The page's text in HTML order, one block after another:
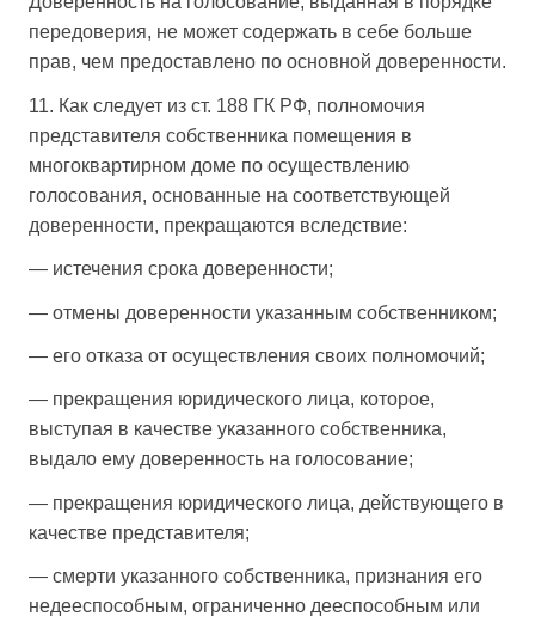
передоверия, не может содержать в себе больше
прав, чем предоставлено по основной доверенности.
11. Как следует из ст. 188 ГК РФ, полномочия
представителя собственника помещения в
многоквартирном доме по осуществлению
голосования, основанные на соответствующей
доверенности, прекращаются вследствие:
— истечения срока доверенности;
— отмены доверенности указанным собственником;
— его отказа от осуществления своих полномочий;
— прекращения юридического лица, которое,
выступая в качестве указанного собственника,
выдало ему доверенность на голосование;
— прекращения юридического лица, действующего в
качестве представителя;
— смерти указанного собственника, признания его
недееспособным, ограниченно дееспособным или